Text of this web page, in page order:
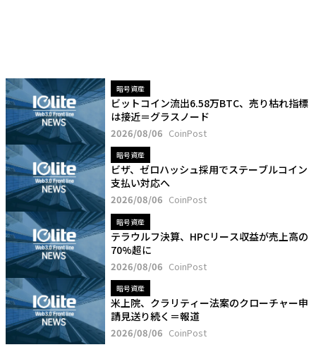
暗号資産
ビットコイン流出6.58万BTC、売り枯れ指標
は接近＝グラスノード
2026/08/06 CoinPost
暗号資産
ビザ、ゼロハッシュ採用でステーブルコイン
支払い対応へ
2026/08/06 CoinPost
暗号資産
テラウルフ決算、HPCリース収益が売上高の
70%超に
2026/08/06 CoinPost
暗号資産
米上院、クラリティー法案のクローチャー申
請見送り続く＝報道
2026/08/06 CoinPost